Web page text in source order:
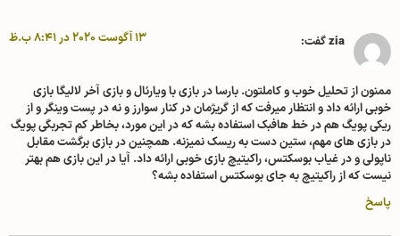
ziaگفت: 13 آگوست 2020 در 8:41 ب.ظ
ممنون از تحلیل خوب و کاملتون. بارسا در بازی با ویارئال و بازی آخر لالیگا بازی
خوبی ارائه داد و انتظار میرفت که از گریژمان در کنار سوارز و نه در پست وینگر و از
ریکی پویگ هم در خط هافبک استفاده بشه که در این مورد، بخاطر کم تجربگی پویگ
در بازی های مهم، ستین دست به ریسک نمیزنه. همچنین در بازی برگشت مقابل
ناپولی و در غیاب بوسکتس، راکیتیچ بازی خوبی ارائه داد. آیا در این بازی هم بهتر
نیست که از راکیتیچ به جای بوسکتس استفاده بشه؟
پاسخ